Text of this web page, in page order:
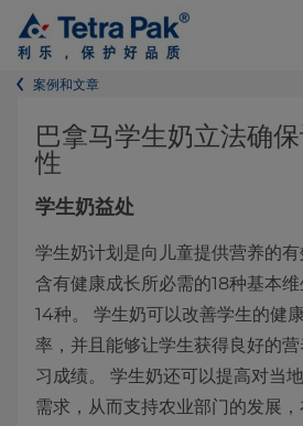
案例和文章
巴拿马学生奶立法确
性
学生奶益处
学生奶计划是向儿童提供营养的
含有健康成长所必需的18种基本
14种。 学生奶可以改善学生的健
率，并且能够让学生获得良好的
习成绩。 学生奶还可以提高对当
需求，从而支持农业部门的发展